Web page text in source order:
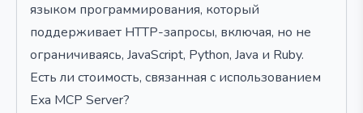
языком программирования, который
поддерживает HTTP-запросы, включая, но не
ограничиваясь, JavaScript, Python, Java и Ruby.
Есть ли стоимость, связанная с использованием
Exa MCP Server?